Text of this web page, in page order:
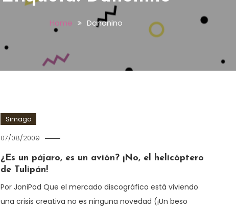
Home Danonino
Simago
07/08/2009
¿Es un pájaro, es un avión? ¡No, el helicóptero
de Tulipán!
Por JoniPod Que el mercado discográfico está viviendo
una crisis creativa no es ninguna novedad (¡Un beso